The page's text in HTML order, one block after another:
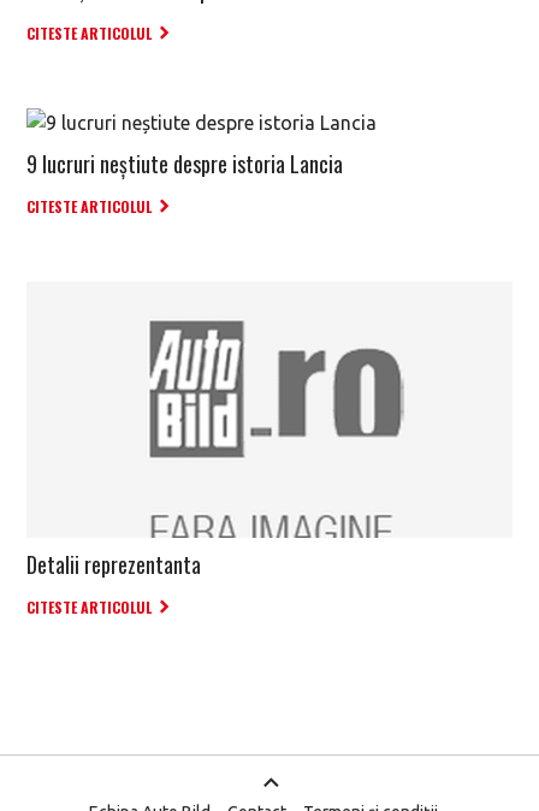
CITESTE ARTICOLUL
9 lucruri neștiute despre istoria Lancia
CITESTE ARTICOLUL
Detalii reprezentanta
CITESTE ARTICOLUL